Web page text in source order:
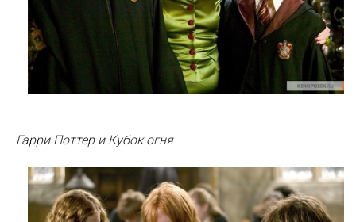
Гарри Поттер и Кубок огня